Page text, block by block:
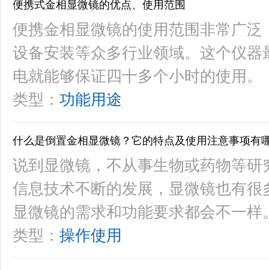
便携式金相显微镜的优点、使用范围
便携金相显微镜的使用范围非常广
设备安装等众多行业领域。这个仪
电就能够保证四十多个小时的使用。
类型： 功能用途
什么是倒置金相显微镜？它的特点及使用注意事项有
说到显微镜，不从事生物或药物等
信息技术不断的发展，显微镜也有
显微镜的需求和功能要求都会不一样
类型： 操作使用